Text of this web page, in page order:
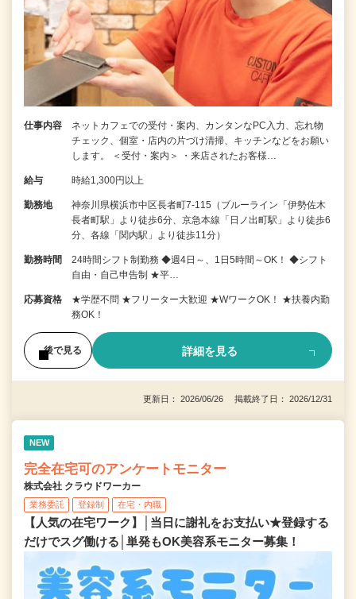
仕事内容
ネットカフェでの受付・案内、カンタンなPC入力、忘れ物
チェック、個室・店内の片づけ清掃、キッチンなどをお願い
します。 ＜受付・案内＞ ・来店されたお客様…
給与 時給1,300円以上
勤務地
神奈川県横浜市中区長者町7-115（ブルーライン「伊勢佐木
長者町駅」より徒歩6分、京急本線「日ノ出町駅」より徒歩6
分、各線「関内駅」より徒歩11分）
勤務時間
24時間シフト制勤務 ◆週4日～、1日5時間～OK！ ◆シフト
自由・自己申告制 ★平…
応募資格
★学歴不問 ★フリーター大歓迎 ★WワークOK！ ★扶養内勤
務OK！
後で見る 詳細を見る
更新日： 2026/06/26 掲載終了日： 2026/12/31
NEW
完全在宅可のアンケートモニター
株式会社 クラウドワーカー
業務委託 登録制 在宅・内職
【人気の在宅ワーク】│当日に謝礼をお支払い★登録する
だけでスグ働ける│単発もOK美容系モニター募集！